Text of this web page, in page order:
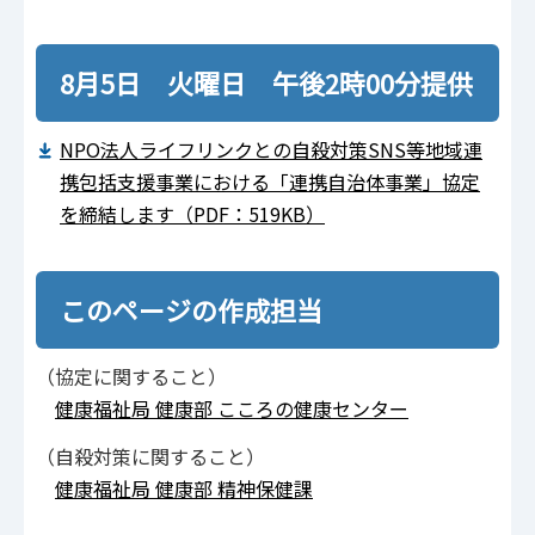
8月5日 火曜日 午後2時00分提供
NPO法人ライフリンクとの自殺対策SNS等地域連
携包括支援事業における「連携自治体事業」協定
を締結します（PDF：519KB）
このページの作成担当
（協定に関すること）
健康福祉局 健康部 こころの健康センター
（自殺対策に関すること）
健康福祉局 健康部 精神保健課